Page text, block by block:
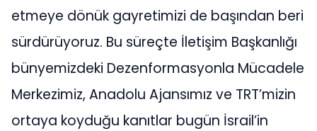
etmeye dönük gayretimizi de başından beri
sürdürüyoruz. Bu süreçte İletişim Başkanlığı
bünyemizdeki Dezenformasyonla Mücadele
Merkezimiz, Anadolu Ajansımız ve TRT’mizin
ortaya koyduğu kanıtlar bugün İsrail’in